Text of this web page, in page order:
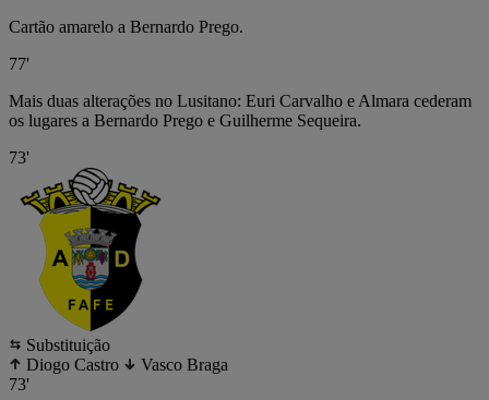
Cartão amarelo a Bernardo Prego.
77'
Mais duas alterações no Lusitano: Euri Carvalho e Almara cederam
os lugares a Bernardo Prego e Guilherme Sequeira.
73'
Substituição
Diogo Castro
Vasco Braga
73'